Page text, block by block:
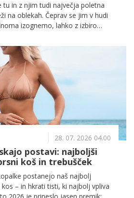
tu in z njim tudi največja poletna
na oblekah. Čeprav se jim v hudi
izognemo, lahko z izbiro
ki ti pomaga izbrati obleke, v
– tudi ko je zunaj 35 stopinj ali
28. 07. 2026 04.00
postavi: najboljši
koš in trebušček
postanejo naš najbolj
– in hkrati tisti, ki najbolj vpliva
2026 je prineslo jasen premik: